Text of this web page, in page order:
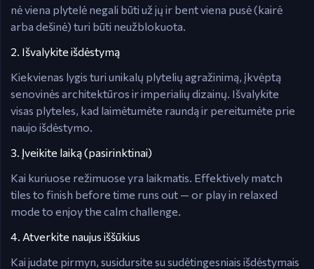
nė viena plytelė negali būti už jų ir bent viena pusė (kairė
arba dešinė) turi būti neužblokuota.
2. Išvalykite išdėstymą
Kiekvienas lygis turi unikalų plytelių agražinimą, įkvėptą
senovinės architektūros ir imperialių dizainų. Išvalykite
visas plyteles, kad laimėtumėte raundą ir pereitumėte prie
naujo išdėstymo.
3. Įveikite laiką (pasirinktinai)
Kai kuriuose režimuose yra laikmatis. Effektively match
tiles to finish before time runs out — or play in relaxed
mode to enjoy the calm challenge.
4. Atverkite naujus iššūkius
Kai judate pirmyn, susidursite su sudėtingesniais išdėstymais